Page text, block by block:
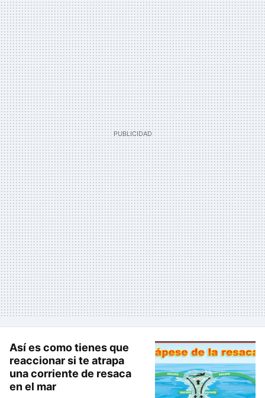
Así es como tienes que
reaccionar si te atrapa
una corriente de resaca
en el mar